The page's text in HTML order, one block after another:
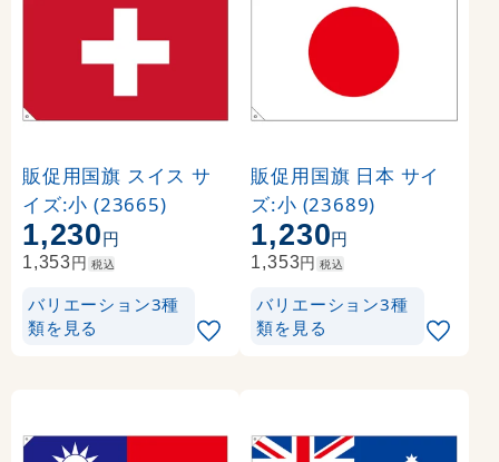
販促用国旗 スイス サ
イズ:小 (23665)
1,230円
1,353円 税込
バリエーション3種
類を見る
販促用国旗 日本 サイ
ズ:小 (23689)
1,230円
1,353円 税込
バリエーション3種
類を見る